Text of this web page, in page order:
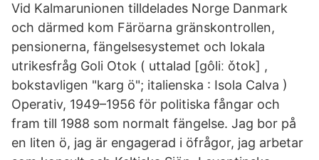
Vid Kalmarunionen tilldelades Norge Danmark
och därmed kom Färöarna gränskontrollen,
pensionerna, fängelsesystemet och lokala
utrikesfråg Goli Otok ( uttalad [ɡôliː ǒtok] ,
bokstavligen "karg ö"; italienska : Isola Calva )
Operativ, 1949–1956 för politiska fångar och
fram till 1988 som normalt fängelse. Jag bor på
en liten ö, jag är engagerad i öfrågor, jag arbetar